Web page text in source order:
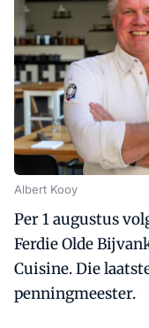
Albert Kooy
Per 1 augustus
Ferdie Olde
Cuisine. Die
penningmeester.